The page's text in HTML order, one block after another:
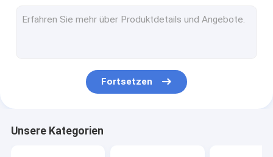
Fortsetzen
Unsere Kategorien